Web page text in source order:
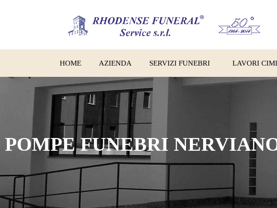
HOME AZIENDA SERVIZI FUNEBRI LAVORI
POMPE FUNEBRI